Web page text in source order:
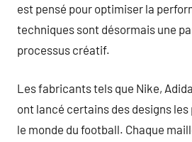
est pensé pour optimiser la
techniques sont désormais une
processus créatif.
Les fabricants tels que Nike,
ont lancé certains des designs
le monde du football. Chaque